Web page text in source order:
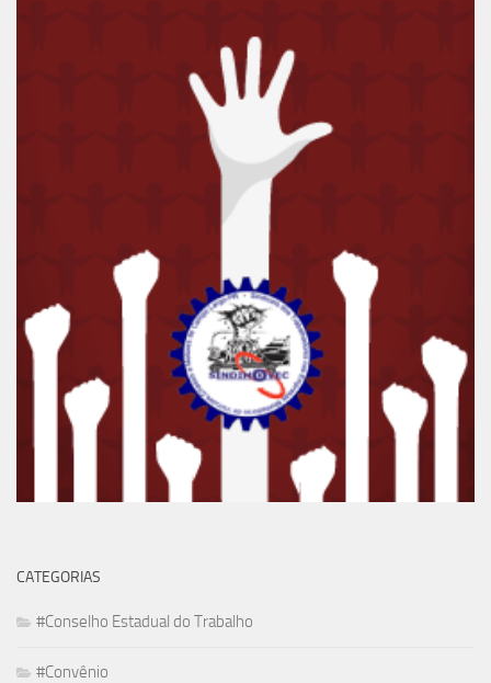
CATEGORIAS
#Conselho Estadual do Trabalho
#Convênio